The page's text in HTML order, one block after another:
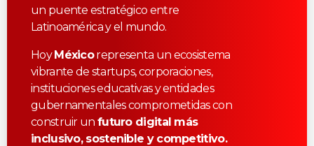
un puente estratégico entre
Latinoamérica y el mundo.
HoyMéxicorepresenta un ecosistema
vibrante de startups, corporaciones,
instituciones educativas y entidades
gubernamentales comprometidas con
construir un futuro digital más
inclusivo, sostenible y competitivo.